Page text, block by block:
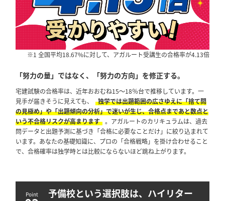
※1 全国平均18.67%に対して、アガルート受講生の合格率が4.13倍
「努力の量」ではなく、「努力の方向」を修正する。
宅建試験の合格率は、近年おおむね15〜18％台で推移しています。一
見手が届きそうに見えても、
独学では出題範囲の広さゆえに「捨て問
の見極め」や「出題傾向の分析」で迷いが生じ、合格点まであと数点と
いう不合格リスクが高まります 。アガルートのカリキュラムは、過去
問データと出題予測に基づき「合格に必要なことだけ」に絞り込まれて
います。あなたの基礎知識に、プロの「合格戦略」を掛け合わせること
で、合格確率は独学時とは比較にならないほど跳ね上がります。
予備校という選択肢は、ハイリター